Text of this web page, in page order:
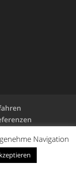
2018
Navigation